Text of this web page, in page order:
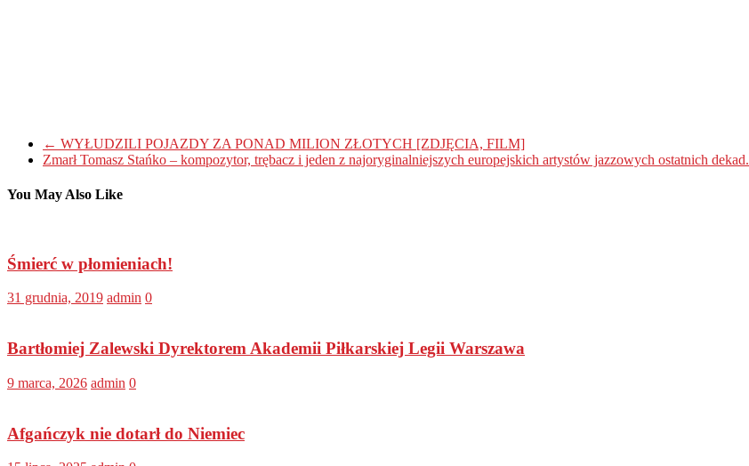
← WYŁUDZILI POJAZDY ZA PONAD MILION ZŁOTYCH [ZDJĘCIA, FILM]
Zmarł Tomasz Stańko – kompozytor, trębacz i jeden z najoryginalniejszych europejskich artystów jazzowych ostatnich dekad.
You May Also Like
Śmierć w płomieniach!
31 grudnia, 2019 admin 0
Bartłomiej Zalewski Dyrektorem Akademii Piłkarskiej Legii Warszawa
9 marca, 2026 admin 0
Afgańczyk nie dotarł do Niemiec